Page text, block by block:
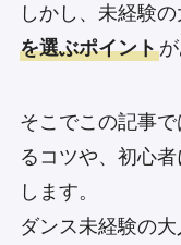
しかし、未経験
を選ぶポイントが
そこでこの記事
るコツや、初心
します。
ダンス未経験の大